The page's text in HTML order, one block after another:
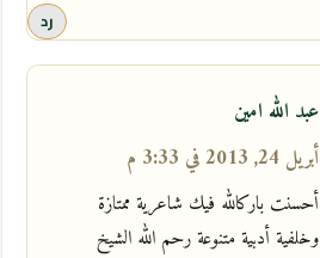
رد
عبد الله امين
أبريل 24, 2013 في 3:33 م
أحسنت باركالله فيك شاعرية ممتازة
وخلفية أدبية متنوعة رحم الله الشيخ